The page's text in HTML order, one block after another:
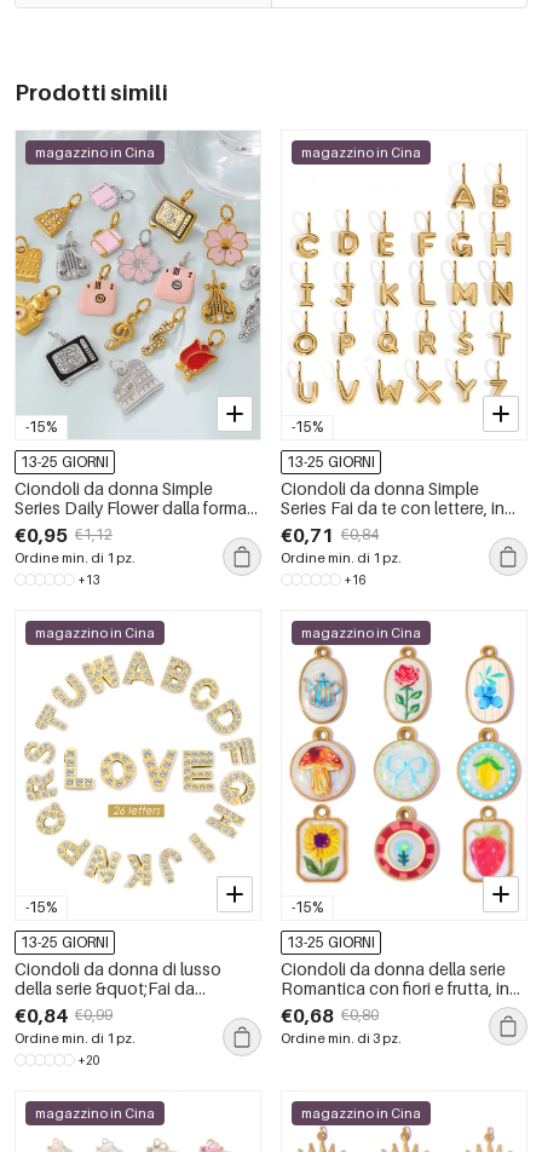
Prodotti simili
-15%
magazzino in Cina
13-25 GIORNI
Ciondoli da donna Simple
Series Daily Flower dalla forma
irregolare, in acciaio
inossidabile impermeabile color
oro con strass.
€0,95 €1,12
Ordine min. di 1 pz.
+13
-15%
magazzino in Cina
13-25 GIORNI
Ciondoli da donna Simple
Series Fai da te con lettere, in
acciaio inossidabile
impermeabile color oro.
€0,71 €0,84
Ordine min. di 1 pz.
+16
-15%
magazzino in Cina
13-25 GIORNI
Ciondoli da donna di lusso
della serie &quot;Fai da
te&quot; con lettere, in acciaio
inossidabile, impermeabili, color
oro e con zirconi.
€0,84 €0,99
Ordine min. di 1 pz.
+20
-15%
magazzino in Cina
13-25 GIORNI
Ciondoli da donna della serie
Romantica con fiori e frutta, in
acciaio inossidabile
impermeabile color oro.
€0,68 €0,80
Ordine min. di 3 pz.
magazzino in Cina magazzino in Cina